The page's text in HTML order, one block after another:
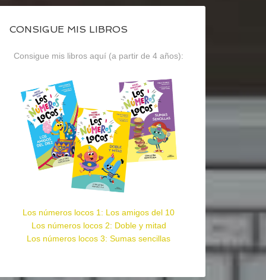
CONSIGUE MIS LIBROS
Consigue mis libros aquí (a partir de 4 años):
Los números locos 1: Los amigos del 10
Los números locos 2: Doble y mitad
Los números locos 3: Sumas sencillas